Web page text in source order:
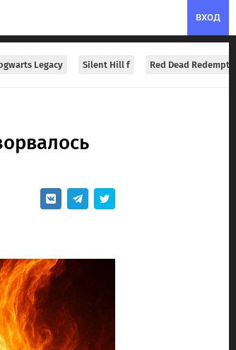
ВХОД
Legacy Silent Hill f Red Dead